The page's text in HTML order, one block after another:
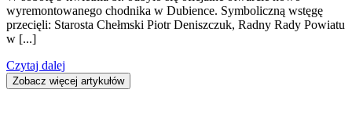
wyremontowanego chodnika w Dubience. Symboliczną wstęgę
przecięli: Starosta Chełmski Piotr Deniszczuk, Radny Rady Powiatu
w [...]
Czytaj dalej
Zobacz więcej artykułów